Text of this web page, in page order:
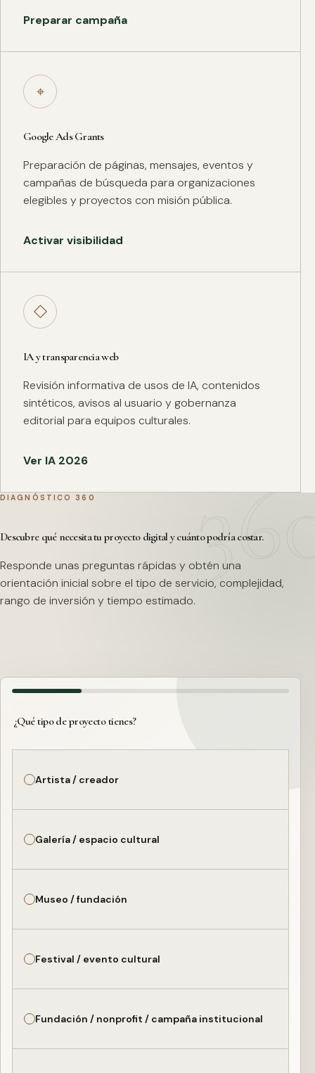
Preparar campaña
⌖
Google Ads Grants
Preparación de páginas, mensajes, eventos y
campañas de búsqueda para organizaciones
elegibles y proyectos con misión pública.
Activar visibilidad
◇
IA y transparencia web
Revisión informativa de usos de IA, contenidos
sintéticos, avisos al usuario y gobernanza
editorial para equipos culturales.
Ver IA 2026
DIAGNÓSTICO 360
Descubre qué necesita tu proyecto digital y cuánto podría costar.
Responde unas preguntas rápidas y obtén una
orientación inicial sobre el tipo de servicio, complejidad,
rango de inversión y tiempo estimado.
¿Qué tipo de proyecto tienes?
Artista / creador
Galería / espacio cultural
Museo / fundación
Festival / evento cultural
Fundación / nonprofit / campaña institucional